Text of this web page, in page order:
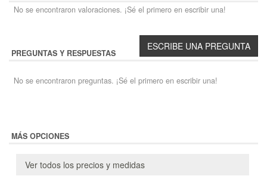
No se encontraron valoraciones. ¡Sé el primero en escribir una!
PREGUNTAS Y RESPUESTAS
No se encontraron preguntas. ¡Sé el primero en escribir una!
MÁS OPCIONES
Ver todos los precios y medidas